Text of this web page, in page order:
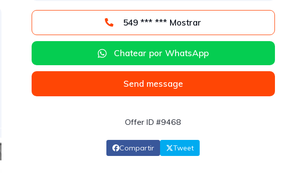
549 *** *** Mostrar
Chatear por WhatsApp
Send message
Offer ID #9468
Compartir Tweet